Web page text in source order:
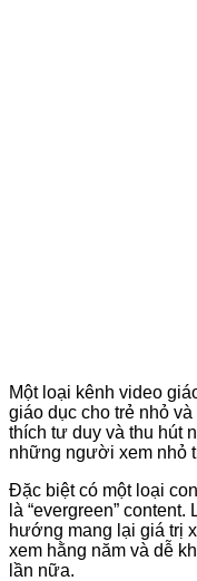
Một loại kênh video
giáo dục cho trẻ nhỏ
thích tư duy và thu hút
những người xem nhỏ
Đặc biệt có một loại
là “evergreen”
hướng mang lại giá trị
xem hằng năm và dễ
lần nữa.